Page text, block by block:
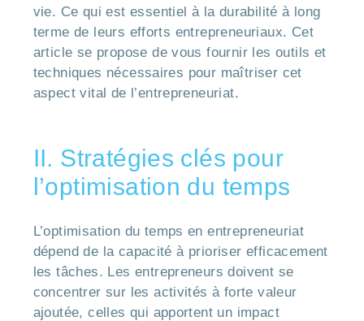
vie. Ce qui est essentiel à la durabilité à long
terme de leurs efforts entrepreneuriaux. Cet
article se propose de vous fournir les outils et
techniques nécessaires pour maîtriser cet
aspect vital de l’entrepreneuriat.
II. Stratégies clés pour
l’optimisation du temps
L’optimisation du temps en entrepreneuriat
dépend de la capacité à prioriser efficacement
les tâches. Les entrepreneurs doivent se
concentrer sur les activités à forte valeur
ajoutée, celles qui apportent un impact